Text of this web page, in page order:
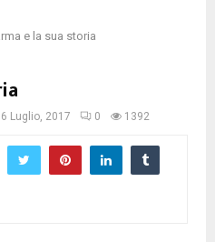
e la sua storia
6 Luglio, 2017 0 1392